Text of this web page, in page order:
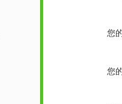
您
您